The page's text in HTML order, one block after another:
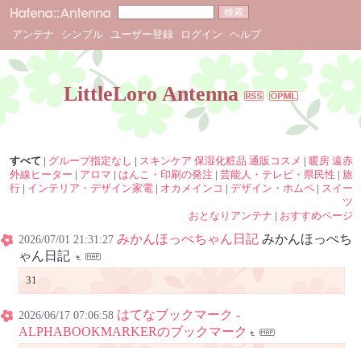
アンテナ シンプル ユーザー登録 ログイン ヘルプ
LittleLoro Antenna
すべて | グループ指定なし | スキンケア 保湿化粧品 通販コスメ | 暖房 遠赤
外線ヒーター | アロマ | はんこ・印刷の発注 | 芸能人・テレビ・県民性 | 旅
行 | インテリア・デザイン家電 | オカメインコ | デザイン・ホムペ | スイー
ツ
おとなりアンテナ | おすすめページ
2026/07/01 21:31:27 みかんほっぺちゃん日記 みかんほっぺち
ゃん日記
31
2026/06/17 07:06:58 はてなブックマーク -
ALPHABOOKMARKERのブックマーク